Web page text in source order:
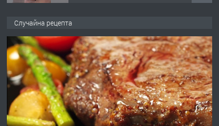
преди 10 месеца
ПРЕДЛАГА
Професионална броячна машина -
със сертификат от ЕЦБ
Случайна рецепта